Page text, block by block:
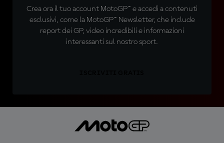
Crea ora il tuo account MotoGP™ e accedi a contenuti
esclusivi, come la MotoGP™ Newsletter, che include
report dei GP, video incredibili e informazioni
interessanti sul nostro sport.